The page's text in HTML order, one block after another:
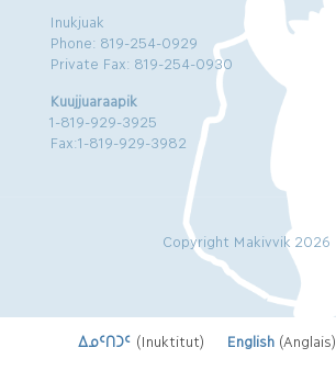
Inukjuak
Phone: 819-254-0929
Private Fax: 819-254-0930
Kuujjuaraapik
1-819-929-3925
Fax:1-819-929-3982
Copyright Makivvik 2026
ᐃᓄᑦᑎᑐᑦ (Inuktitut) English (Anglais)